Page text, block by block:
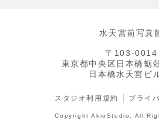
水天宮前写真
〒103-0014
東京都中央区日本橋蛎
日本橋水天宮ビ
スタジオ利用規約 プライ
Copyright AkioStudio. All